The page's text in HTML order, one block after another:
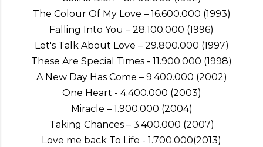
The Colour Of My Love – 16.600.000 (1993)
Falling Into You – 28.100.000 (1996)
Let's Talk About Love – 29.800.000 (1997)
These Are Special Times - 11.900.000 (1998)
A New Day Has Come – 9.400.000 (2002)
One Heart - 4.400.000 (2003)
Miracle – 1.900.000 (2004)
Taking Chances – 3.400.000 (2007)
Love me back To Life - 1.700.000(2013)